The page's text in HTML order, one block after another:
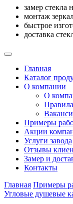
замер стекла
монтаж
быстрое
доставка
Главная
Каталог
О компании
О
Примеры
Акции
Услуги завода
Отзывы
Замер и
Контакты
Главная Примеры
Угловые душевые